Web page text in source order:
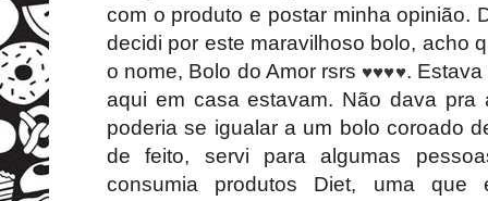
com o produto e postar minha opinião.
decidi por este maravilhoso bolo, acho
o nome, Bolo do Amor rsrs ♥♥♥♥.
aqui em casa estavam. Não dava pra
poderia se igualar a um bolo coroado
de feito, servi para algumas
consumia produtos Diet, uma que